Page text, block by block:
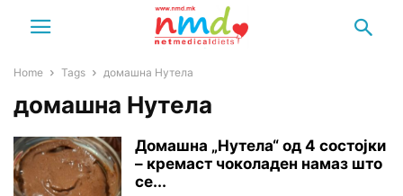
Home Tags домашна Нутела
домашна Нутела
Домашна „Нутела“ од 4 состојки
– кремаст чоколаден намаз што
се...